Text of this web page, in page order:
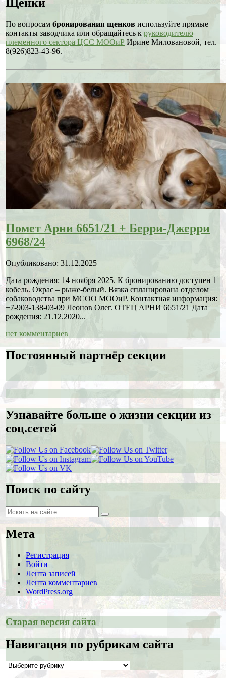
По вопросам бронирования щенков используйте прямые
контакты заводчика или обращайтесь к руководителю
племенного сектора ЦСС МООиР Ирине Миловановой, тел.
8(926)823-43-96.
Помет Арни 6651/21 + Берри-Джерри
6968/24
Опубликовано: 31.12.2025
Дата рождения: 14 ноября 2025. К бронированию доступен 1
кобель. Окрас – рыже-белый. Вязка спланирована отделом
собаководства при МСОО МООиР. Контактная информация:
+7-903-138-03-09 Леонов Олег. ОТЕЦ АРНИ 6651/21 Дата
рождения: 21.12.2020...
нет комментариев
Постоянный партнёр секции
Узнавайте больше о жизни секции из
соц.сетей
Поиск по сайту
Поиск
Поиск
Мета
Регистрация
Войти
Лента записей
Лента комментариев
WordPress.org
Старая версия сайта
Навигация по рубрикам сайта
Навигация